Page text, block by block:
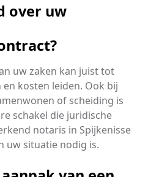
over uw
uw zaken kan juist tot
kosten leiden. Ook bij
of scheiding is
schakel die juridische
notaris in Spijkenisse
uw situatie nodig is.